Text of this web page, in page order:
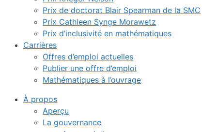
Prix de doctorat Blair Spearman de la SMC
Prix Cathleen Synge Morawetz
Prix d’inclusivité en mathématiques
Carrières
Offres d’emploi actuelles
Publier une offre d’emploi
Mathématiques à l’ouvrage
À propos
Aperçu
La gouvernance